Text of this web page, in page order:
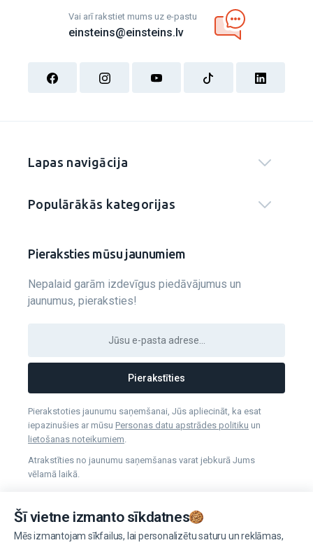
Šī vietne izmanto sīkdatnes
Mēs izmantojam sīkfailus, lai personalizētu saturu un reklāmas,
Vai arī rakstiet mums uz e-pastu
einsteins@einsteins.lv
Lapas navigācija
Populārākās kategorijas
Pieraksties mūsu jaunumiem
Nepalaid garām izdevīgus piedāvājumus un
jaunumus, pieraksties!
Pierakstīties
Pierakstoties jaunumu saņemšanai, Jūs apliecināt, ka esat
iepazinušies ar mūsu Personas datu apstrādes politiku un
lietošanas noteikumiem.
Atrakstīties no jaunumu saņemšanas varat jebkurā Jums
vēlamā laikā.
Pārvaldīt sīkdatnes